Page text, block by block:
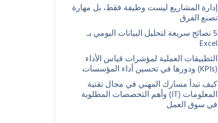
إدارة المشاريع ليست وظيفة فقط، بل مهارة
تصنع الفرق
5 نصائح سريعة لتحليل البيانات اليومي بـ
Excel
التطبيقات العملية لمؤشرات قياس الأداء
(KPIs) ودورها في تحسين أداء المؤسسات
كيف تبدأ مسارك المهني في مجال تقنية
المعلومات (IT) وأهم التخصصات المطلوبة
في سوق العمل